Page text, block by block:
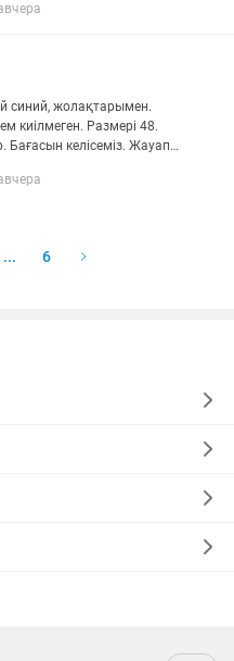
синий, жолақтарымен.
киілмеген. Размері 48.
Бағасын келісеміз. Жауап
... 6